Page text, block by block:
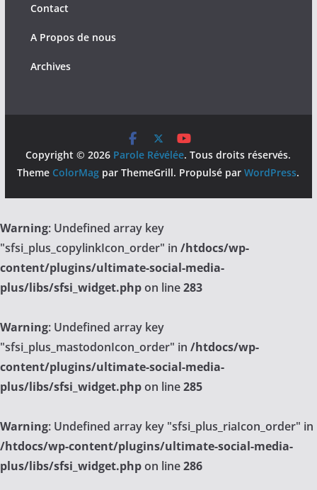
Contact
A Propos de nous
Archives
Copyright © 2026 Parole Révélée. Tous droits réservés.
Theme ColorMag par ThemeGrill. Propulsé parWordPress.
Warning: Undefined array key
"sfsi_plus_copylinkIcon_order" in /htdocs/wp-
content/plugins/ultimate-social-media-
plus/libs/sfsi_widget.phpon line283
Warning: Undefined array key
"sfsi_plus_mastodonIcon_order" in /htdocs/wp-
content/plugins/ultimate-social-media-
plus/libs/sfsi_widget.phpon line285
Warning: Undefined array key "sfsi_plus_riaIcon_order" in
/htdocs/wp-content/plugins/ultimate-social-media-
plus/libs/sfsi_widget.phpon line286